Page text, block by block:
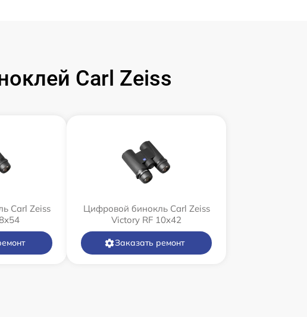
Carl Zeiss
Carl Zeiss
Цифровой бинокль Carl Zeiss
Victory RF 10x42
Заказать ремонт